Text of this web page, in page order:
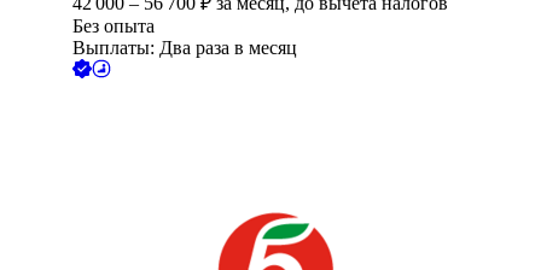
Без опыта
Выплаты: Два раза в месяц